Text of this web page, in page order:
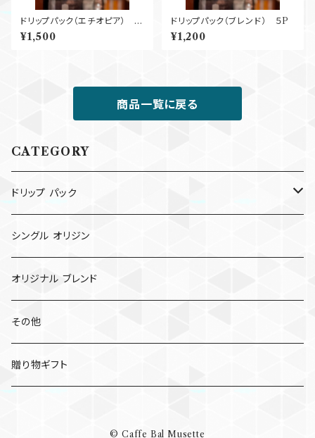
ドリップパック（エチオピア）
５P
¥1,500
ドリップパック（ブレンド） ５P
¥1,200
商品一覧に戻る
CATEGORY
ドリップ パック
ドリップ パック
コールド ブリュー パック
シングル オリジン
オリジナル ブレンド
その他
贈り物ギフト
© Caffe Bal Musette